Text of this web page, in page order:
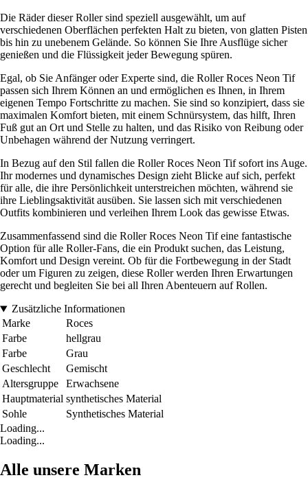
Die Räder dieser Roller sind speziell ausgewählt, um auf
verschiedenen Oberflächen perfekten Halt zu bieten, von glatten Pisten
bis hin zu unebenem Gelände. So können Sie Ihre Ausflüge sicher
genießen und die Flüssigkeit jeder Bewegung spüren.
Egal, ob Sie Anfänger oder Experte sind, die Roller Roces Neon Tif
passen sich Ihrem Können an und ermöglichen es Ihnen, in Ihrem
eigenen Tempo Fortschritte zu machen. Sie sind so konzipiert, dass sie
maximalen Komfort bieten, mit einem Schnürsystem, das hilft, Ihren
Fuß gut an Ort und Stelle zu halten, und das Risiko von Reibung oder
Unbehagen während der Nutzung verringert.
In Bezug auf den Stil fallen die Roller Roces Neon Tif sofort ins Auge.
Ihr modernes und dynamisches Design zieht Blicke auf sich, perfekt
für alle, die ihre Persönlichkeit unterstreichen möchten, während sie
ihre Lieblingsaktivität ausüben. Sie lassen sich mit verschiedenen
Outfits kombinieren und verleihen Ihrem Look das gewisse Etwas.
Zusammenfassend sind die Roller Roces Neon Tif eine fantastische
Option für alle Roller-Fans, die ein Produkt suchen, das Leistung,
Komfort und Design vereint. Ob für die Fortbewegung in der Stadt
oder um Figuren zu zeigen, diese Roller werden Ihren Erwartungen
gerecht und begleiten Sie bei all Ihren Abenteuern auf Rollen.
Zusätzliche Informationen
Marke
Roces
Farbe
hellgrau
Farbe
Grau
Geschlecht
Gemischt
Altersgruppe
Erwachsene
Hauptmaterial synthetisches Material
Sohle
Synthetisches Material
Loading...
Loading...
Alle unsere Marken